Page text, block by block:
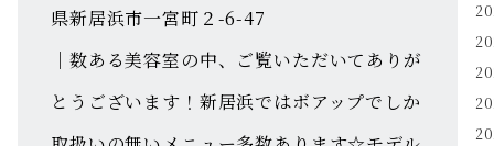
県新居浜市一宮町２-6-47
｜数ある美容室の中、ご覧いただいてありが
とうございます！新居浜ではボアップでしか